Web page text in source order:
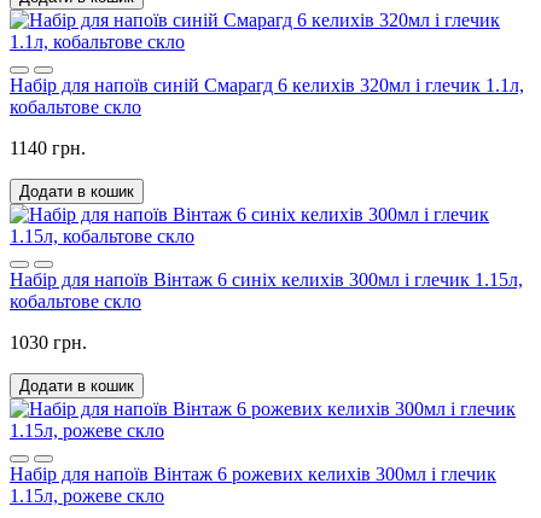
Набір для напоїв синій Смарагд 6 келихів 320мл і глечик 1.1л,
кобальтове скло
1140 грн.
Додати в кошик
Набір для напоїв Вінтаж 6 синіх келихів 300мл і глечик 1.15л,
кобальтове скло
1030 грн.
Додати в кошик
Набір для напоїв Вінтаж 6 рожевих келихів 300мл і глечик
1.15л, рожеве скло